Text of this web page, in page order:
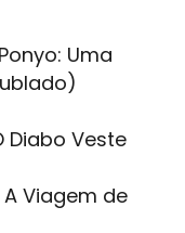
Uma
Diabo Veste
A Viagem de